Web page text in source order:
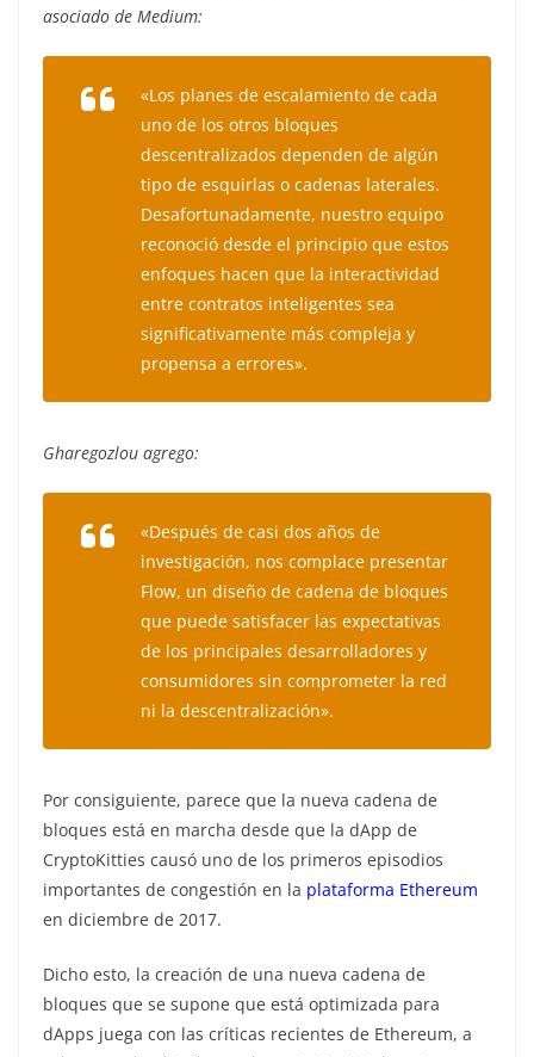
asociado de Medium:
«Los planes de escalamiento de cada
uno de los otros bloques
descentralizados dependen de algún
tipo de esquirlas o cadenas laterales.
Desafortunadamente, nuestro equipo
reconoció desde el principio que estos
enfoques hacen que la interactividad
entre contratos inteligentes sea
significativamente más compleja y
propensa a errores».
Gharegozlou agrego:
«Después de casi dos años de
investigación, nos complace presentar
Flow, un diseño de cadena de bloques
que puede satisfacer las expectativas
de los principales desarrolladores y
consumidores sin comprometer la red
ni la descentralización».
Por consiguiente, parece que la nueva cadena de
bloques está en marcha desde que la dApp de
CryptoKitties causó uno de los primeros episodios
importantes de congestión en la plataforma Ethereum
en diciembre de 2017.
Dicho esto, la creación de una nueva cadena de
bloques que se supone que está optimizada para
dApps juega con las críticas recientes de Ethereum, a